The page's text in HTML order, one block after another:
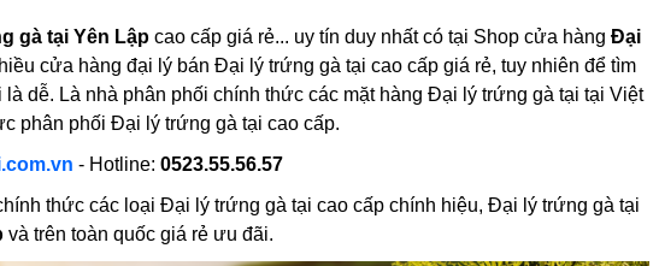
gà tại Yên Lậpcao cấp giá rẻ... uy tín duy nhất có tại Shop cửa hàng Đại
cửa hàng đại lý bán Đại lý trứng gà tại cao cấp giá rẻ, tuy nhiên để tìm
dễ. Là nhà phân phối chính thức các mặt hàng Đại lý trứng gà tại tại Việt
phân phối Đại lý trứng gà tại cao cấp.
- Hotline: 0523.55.56.57
thức các loại Đại lý trứng gà tại cao cấp chính hiệu, Đại lý trứng gà tại
và trên toàn quốc giá rẻ ưu đãi.